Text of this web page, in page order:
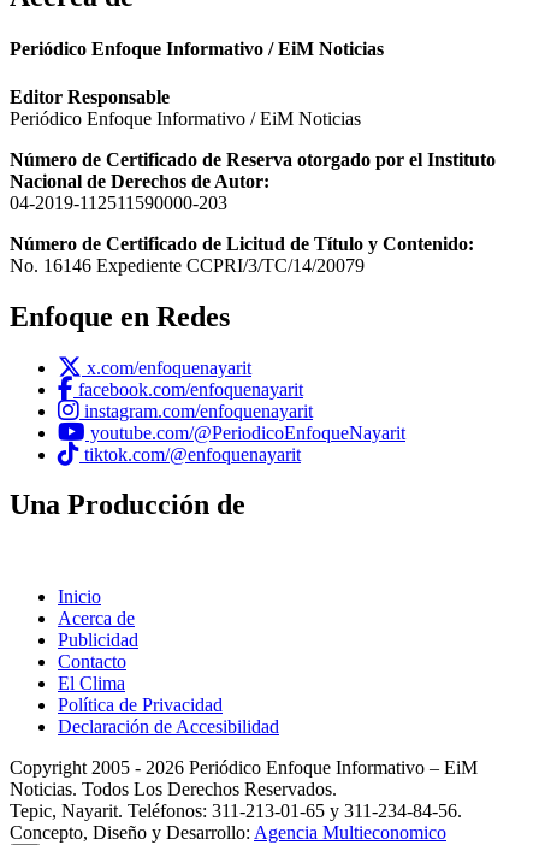
Periódico Enfoque Informativo / EiM Noticias
Editor Responsable
Periódico Enfoque Informativo / EiM Noticias
Número de Certificado de Reserva otorgado por el Instituto
Nacional de Derechos de Autor:
04-2019-112511590000-203
Número de Certificado de Licitud de Título y Contenido:
No. 16146 Expediente CCPRI/3/TC/14/20079
Enfoque en Redes
x.com/enfoquenayarit
facebook.com/enfoquenayarit
instagram.com/enfoquenayarit
youtube.com/@PeriodicoEnfoqueNayarit
tiktok.com/@enfoquenayarit
Una Producción de
Inicio
Acerca de
Publicidad
Contacto
El Clima
Política de Privacidad
Declaración de Accesibilidad
Copyright 2005 - 2026 Periódico Enfoque Informativo – EiM
Noticias. Todos Los Derechos Reservados.
Tepic, Nayarit. Teléfonos: 311-213-01-65 y 311-234-84-56.
Concepto, Diseño y Desarrollo: Agencia Multieconomico